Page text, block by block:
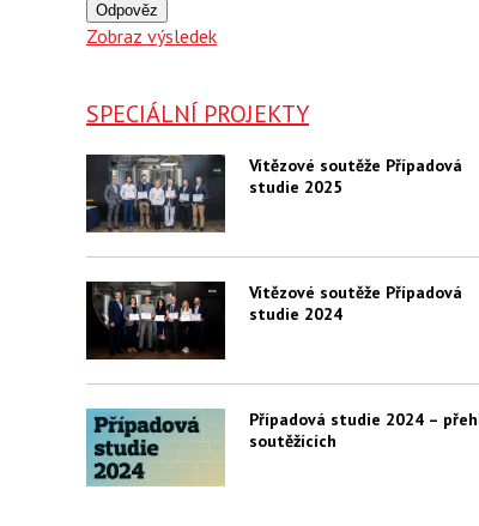
Odpověz
Zobraz výsledek
SPECIÁLNÍ PROJEKTY
Vítězové soutěže Případová
studie 2025
Vítězové soutěže Případová
studie 2024
Případová studie 2024 –
soutěžících